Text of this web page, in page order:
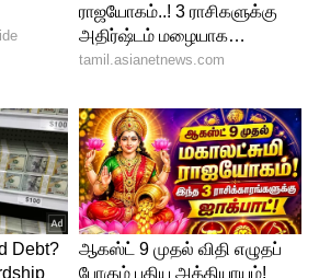
கோடி கிளைம்களை
இதில் சுமார் 71%
மோடில் முடிக்கப்பட்டன.
அப்லோடு செய்வது,
காத்திருப்பது
படிப்படியாக நீக்கப்பட்டு